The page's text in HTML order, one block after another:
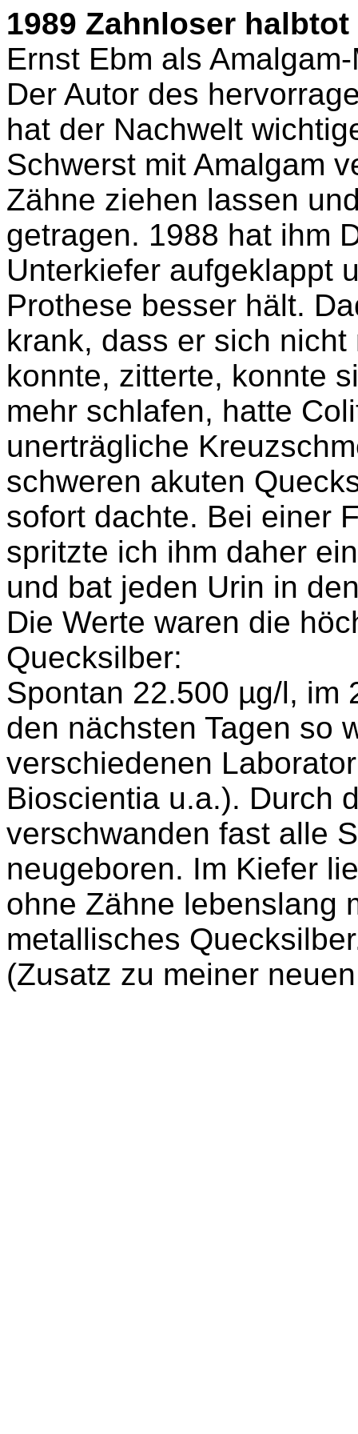
1989 Zahnloser
Ernst Ebm als
Der Autor des
hat der Nachwelt
Schwerst mit Amalgam
Zähne ziehen lassen
getragen. 1988 hat ihm
Unterkiefer aufgeklappt
Prothese besser hält.
krank, dass er sich
konnte, zitterte, konnte
mehr schlafen, hatte
unerträgliche
schweren akuten
sofort dachte. Bei einer
spritzte ich ihm daher
und bat jeden Urin in
Die Werte waren die
Quecksilber:
Spontan 22.500 µg/l,
den nächsten Tagen so
verschiedenen
Bioscientia u.a.). Durch
verschwanden fast alle
neugeboren. Im Kiefer
ohne Zähne lebenslang
metallisches
(Zusatz zu meiner